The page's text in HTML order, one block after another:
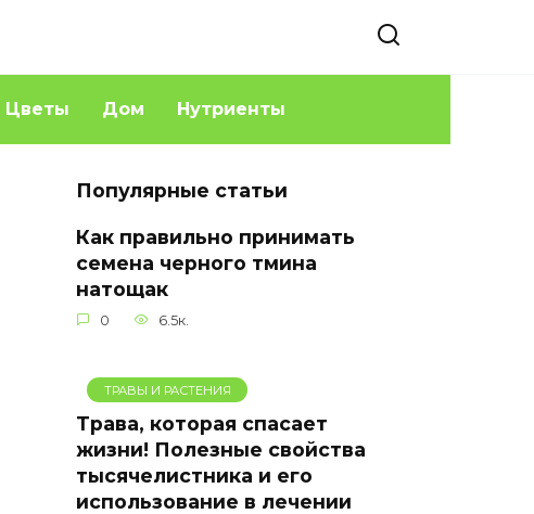
Цветы Дом Нутриенты
Популярные статьи
Как правильно принимать
семена черного тмина
натощак
0 6.5к.
ТРАВЫ И РАСТЕНИЯ
Трава, которая спасает
жизни! Полезные свойства
тысячелистника и его
использование в лечении